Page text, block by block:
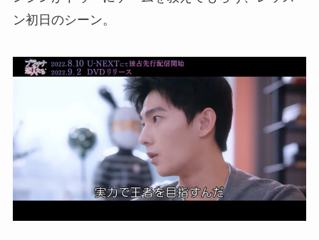
ン初日のシーン。